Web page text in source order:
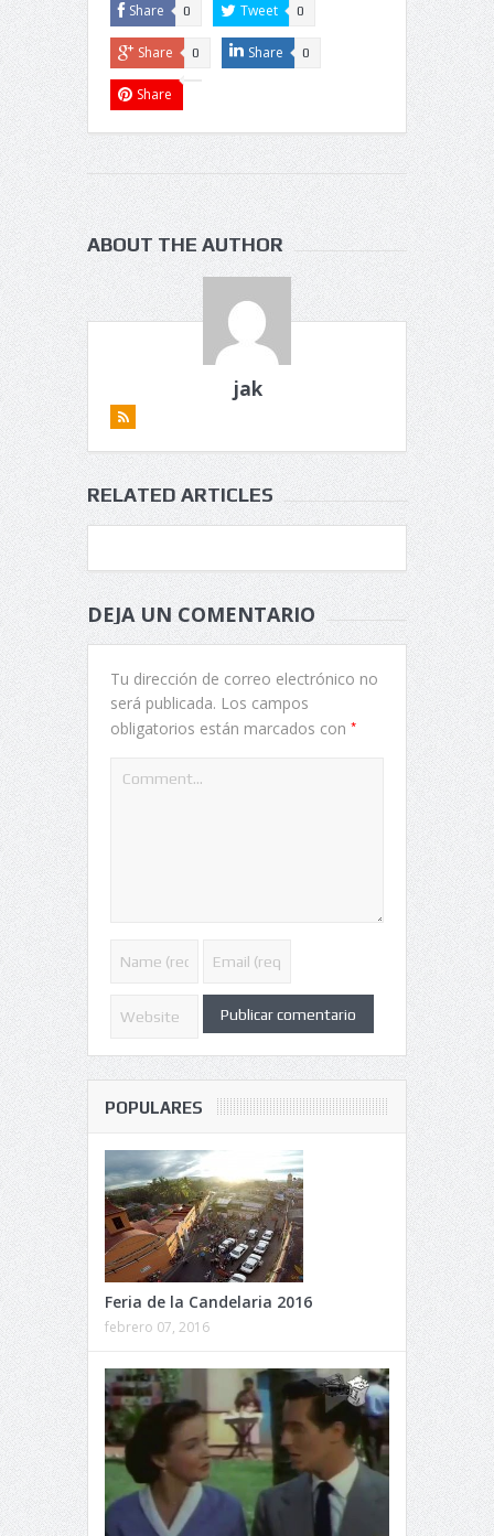
Share 0 Tweet 0
Share 0 Share 0
Share
ABOUT THE AUTHOR
jak
RELATED ARTICLES
DEJA UN COMENTARIO
Tu dirección de correo electrónico no
será publicada. Los campos
obligatorios están marcados con *
POPULARES
Feria de la Candelaria 2016
febrero 07, 2016